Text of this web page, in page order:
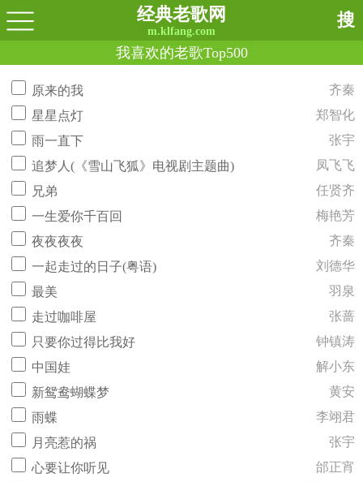
经典老歌网
m.klfang.com
搜
我喜欢的老歌Top500
原来的我
齐秦
星星点灯
郑智化
雨一直下
张宇
追梦人(《雪山飞狐》电视剧主题曲)
凤飞飞
兄弟
任贤齐
一生爱你千百回
梅艳芳
夜夜夜夜
齐秦
一起走过的日子(粤语)
刘德华
最美
羽泉
走过咖啡屋
张蔷
只要你过得比我好
钟镇涛
中国娃
解小东
新鸳鸯蝴蝶梦
黄安
雨蝶
李翊君
月亮惹的祸
张宇
心要让你听见
邰正宵